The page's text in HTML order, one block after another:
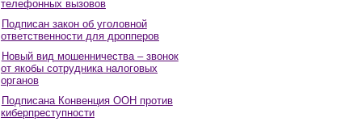
телефонных вызовов
Подписан закон об уголовной
ответственности для дропперов
Новый вид мошенничества – звонок
от якобы сотрудника налоговых
органов
Подписана Конвенция ООН против
киберпреступности